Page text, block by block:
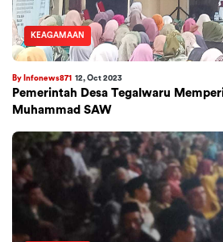
KEAGAMAAN
By Infonews871 12, Oct 2023
Pemerintah Desa Tegalwaru
Muhammad SAW